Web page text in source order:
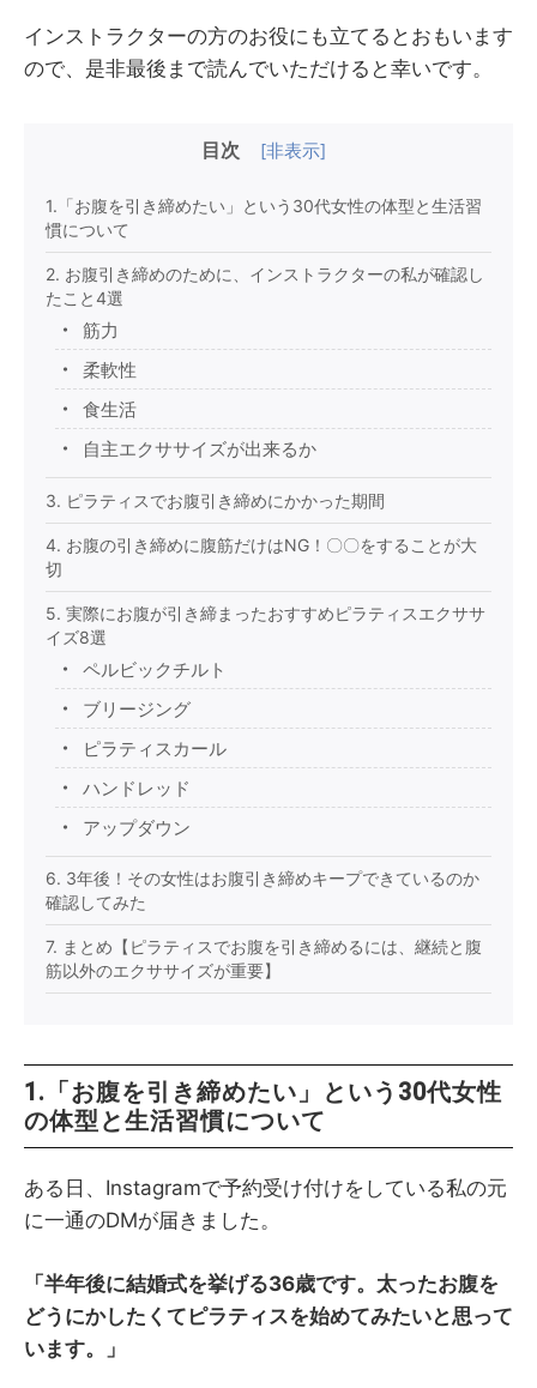
インストラクターの方のお役にも立てるとおもいます
ので、是非最後まで読んでいただけると幸いです。
目次 [非表示]
1.「お腹を引き締めたい」という30代女性の体型と生活習
慣について
2. お腹引き締めのために、インストラクターの私が確認し
たこと4選
筋力
柔軟性
食生活
自主エクササイズが出来るか
3. ピラティスでお腹引き締めにかかった期間
4. お腹の引き締めに腹筋だけはNG！〇〇をすることが大
切
5. 実際にお腹が引き締まったおすすめピラティスエクササ
イズ8選
ペルビックチルト
ブリージング
ピラティスカール
ハンドレッド
アップダウン
6. 3年後！その女性はお腹引き締めキープできているのか
確認してみた
7. まとめ【ピラティスでお腹を引き締めるには、継続と腹
筋以外のエクササイズが重要】
1.「お腹を引き締めたい」という30代女性
の体型と生活習慣について
ある日、Instagramで予約受け付けをしている私の元
に一通のDMが届きました。
「半年後に結婚式を挙げる36歳です。太ったお腹を
どうにかしたくてピラティスを始めてみたいと思って
います。」